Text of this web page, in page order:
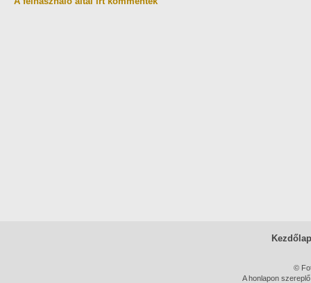
Kezdőlap
©
A honlapon